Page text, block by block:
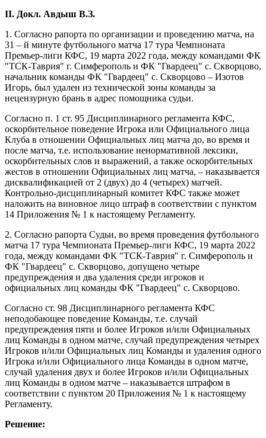
II. Докл. Авдыш В.З.
1. Согласно рапорта по организации и проведению матча, на
31 – й минуте футбольного матча 17 тура Чемпионата
Премьер-лиги КФС, 19 марта 2022 года, между командами ФК
"ТСК-Таврия" г. Симферополь и ФК "Гвардеец" с. Скворцово,
начальник команды ФК "Гвардеец" с. Скворцово – Изотов
Игорь, был удален из технической зоны команды за
нецензурную брань в адрес помощника судьи.
Согласно п. 1 ст. 95 Дисциплинарного регламента КФС,
оскорбительное поведение Игрока или Официального лица
Клуба в отношении Официальных лиц матча до, во время и
после матча, т.е. использование ненормативной лексики,
оскорбительных слов и выражений, а также оскорбительных
жестов в отношении Официальных лиц матча, – наказывается
дисквалификацией от 2 (двух) до 4 (четырех) матчей.
Контрольно-дисциплинарный комитет КФС также может
наложить на виновное лицо штраф в соответствии с пунктом
14 Приложения № 1 к настоящему Регламенту.
2. Согласно рапорта Судьи, во время проведения футбольного
матча 17 тура Чемпионата Премьер-лиги КФС, 19 марта 2022
года, между командами ФК "ТСК-Таврия" г. Симферополь и
ФК "Гвардеец" с. Скворцово, допущено четыре
предупреждения и два удаления среди игроков и
официальных лиц команды ФК "Гвардеец" с. Скворцово.
Согласно ст. 98 Дисциплинарного регламента КФС
неподобающее поведение Команды, т.е. случай
предупреждения пяти и более Игроков и/или Официальных
лиц Команды в одном матче, случай предупреждения четырех
Игроков и/или Официальных лиц Команды и удаления одного
Игрока и/или Официального лица Команды в одном матче,
случай удаления двух и более Игроков и/или Официальных
лиц Команды в одном матче – наказывается штрафом в
соответствии с пунктом 20 Приложения № 1 к настоящему
Регламенту.
Решение: